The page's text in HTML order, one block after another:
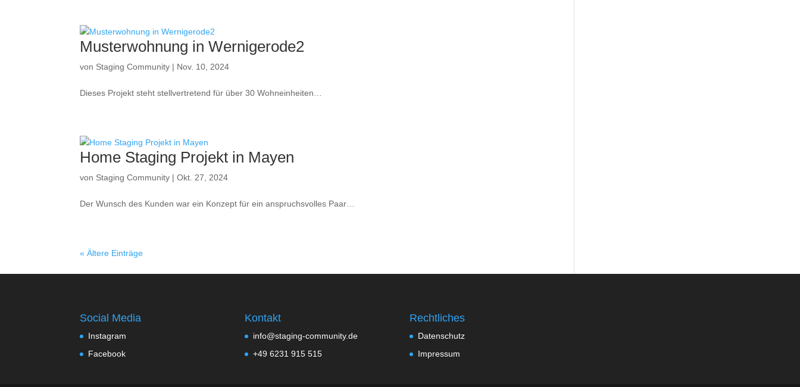
Musterwohnung in Wernigerode2
von Staging Community | Nov. 10, 2024
Dieses Projekt steht stellvertretend für über 30 Wohneinheiten…
Home Staging Projekt in Mayen
von Staging Community |Okt. 27, 2024
Der Wunsch des Kunden war ein Konzept für ein anspruchsvolles Paar…
« Ältere Einträge
Social Media
Instagram
Facebook
Kontakt
info@staging-community.de
+49 6231 915 515
Rechtliches
Datenschutz
Impressum